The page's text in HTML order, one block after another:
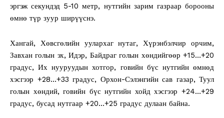
эргэж секундэд 5-10 метр, нутгийн зарим газраар борооны
өмнө түр зуур ширүүснэ.
Хангай, Хөвсгөлийн уулархаг нутаг, Хүрэнбэлчир орчим,
Завхан голын эх, Идэр, Байдраг голын хөндийгөөр +15…+20
градус, Их нууруудын хотгор, говийн бүс нутгийн өмнөд
хэсгээр +28…+33 градус, Орхон-Сэлэнгийн сав газар, Туул
голын хөндий, говийн бүс нутгийн хойд хэсгээр +24…+29
градус, бусад нутгаар +20…+25 градус дулаан байна.